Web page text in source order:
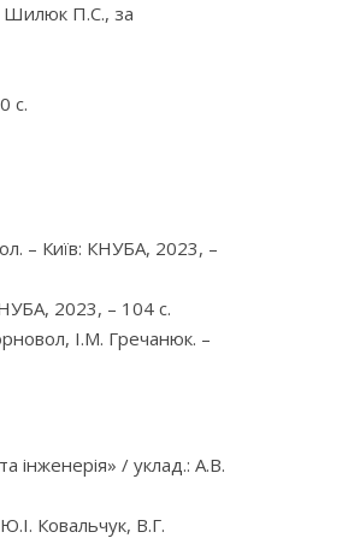
Шилюк П.С., за
с.
– Київ: КНУБА, 2023, –
2023, – 104 с.
І.М. Гречанюк. –
інженерія» / уклад.: А.В.
Ковальчук, В.Г.